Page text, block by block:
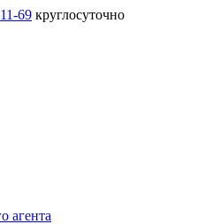
69 круглосуточно
агента